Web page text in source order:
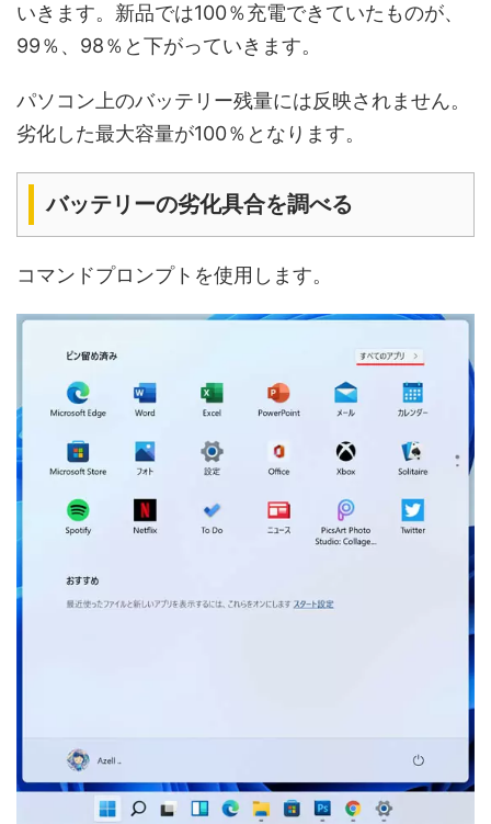
いきます。新品では100％充電できていたものが、
99％、98％と下がっていきます。
パソコン上のバッテリー残量には反映されません。
劣化した最大容量が100％となります。
バッテリーの劣化具合を調べる
コマンドプロンプトを使用します。